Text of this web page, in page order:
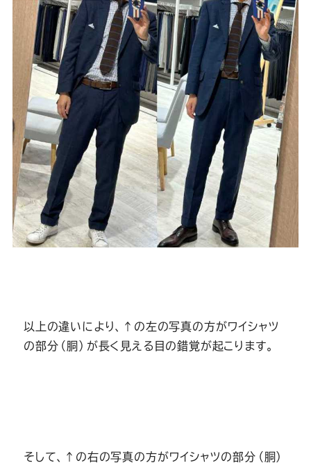
以上の違いにより、↑の左の写真の方がワイシャツ
の部分（胴）が長く見える目の錯覚が起こります。
そして、↑の右の写真の方がワイシャツの部分（胴）